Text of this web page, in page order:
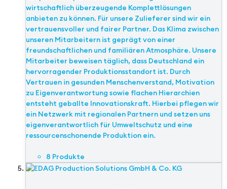
wirtschaftlich überzeugende Komplettlösungen
anbieten zu können. Für unsere Zulieferer sind wir ein
vertrauensvoller und fairer Partner. Das Klima zwischen
unseren Mitarbeitern ist geprägt von einer
freundschaftlichen und familiären Atmosphäre. Unsere
Mitarbeiter beweisen täglich, dass Deutschland ein
hervorragender Produktionsstandort ist. Durch
Vertrauen in gesunden Menschenverstand, Motivation
zu Eigenverantwortung sowie flachen Hierarchien
entsteht geballte Innovationskraft. Hierbei pflegen wir
ein Netzwerk mit regionalen Partnern und setzen uns
eigenverantwortlich für Umweltschutz und eine
ressourcenschonende Produktion ein.
8 Produkte